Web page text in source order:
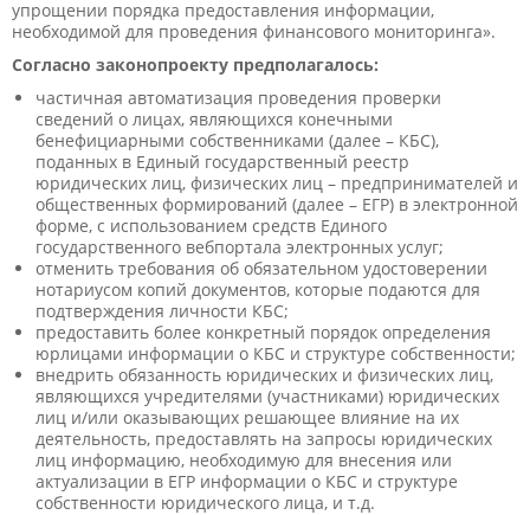
упрощении порядка предоставления информации,
необходимой для проведения финансового мониторинга».
Согласно законопроекту предполагалось:
частичная автоматизация проведения проверки
сведений о лицах, являющихся конечными
бенефициарными собственниками (далее – КБС),
поданных в Единый государственный реестр
юридических лиц, физических лиц – предпринимателей и
общественных формирований (далее – ЕГР) в электронной
форме, с использованием средств Единого
государственного вебпортала электронных услуг;
отменить требования об обязательном удостоверении
нотариусом копий документов, которые подаются для
подтверждения личности КБС;
предоставить более конкретный порядок определения
юрлицами информации о КБС и структуре собственности;
внедрить обязанность юридических и физических лиц,
являющихся учредителями (участниками) юридических
лиц и/или оказывающих решающее влияние на их
деятельность, предоставлять на запросы юридических
лиц информацию, необходимую для внесения или
актуализации в ЕГР информации о КБС и структуре
собственности юридического лица, и т.д.